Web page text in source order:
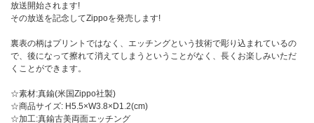
放送開始されます!
その放送を記念してZippoを発売します!
裏表の柄はプリントではなく、エッチングという技術で彫り込まれているの
で、後になって擦れて消えてしまうということがなく、長くお楽しみいただ
くことができます。
☆素材:真鍮(米国Zippo社製)
☆商品サイズ: H5.5×W3.8×D1.2(cm)
☆加工:真鍮古美両面エッチング